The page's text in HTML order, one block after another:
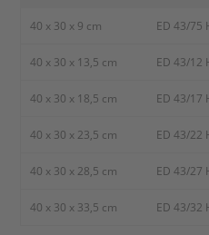
40 x 30 x 9 cm ED 43/75
40 x 30 x 13,5 cm ED 43/12
40 x 30 x 18,5 cm ED 43/17
40 x 30 x 23,5 cm ED 43/22
40 x 30 x 28,5 cm ED 43/27
40 x 30 x 33,5 cm ED 43/32